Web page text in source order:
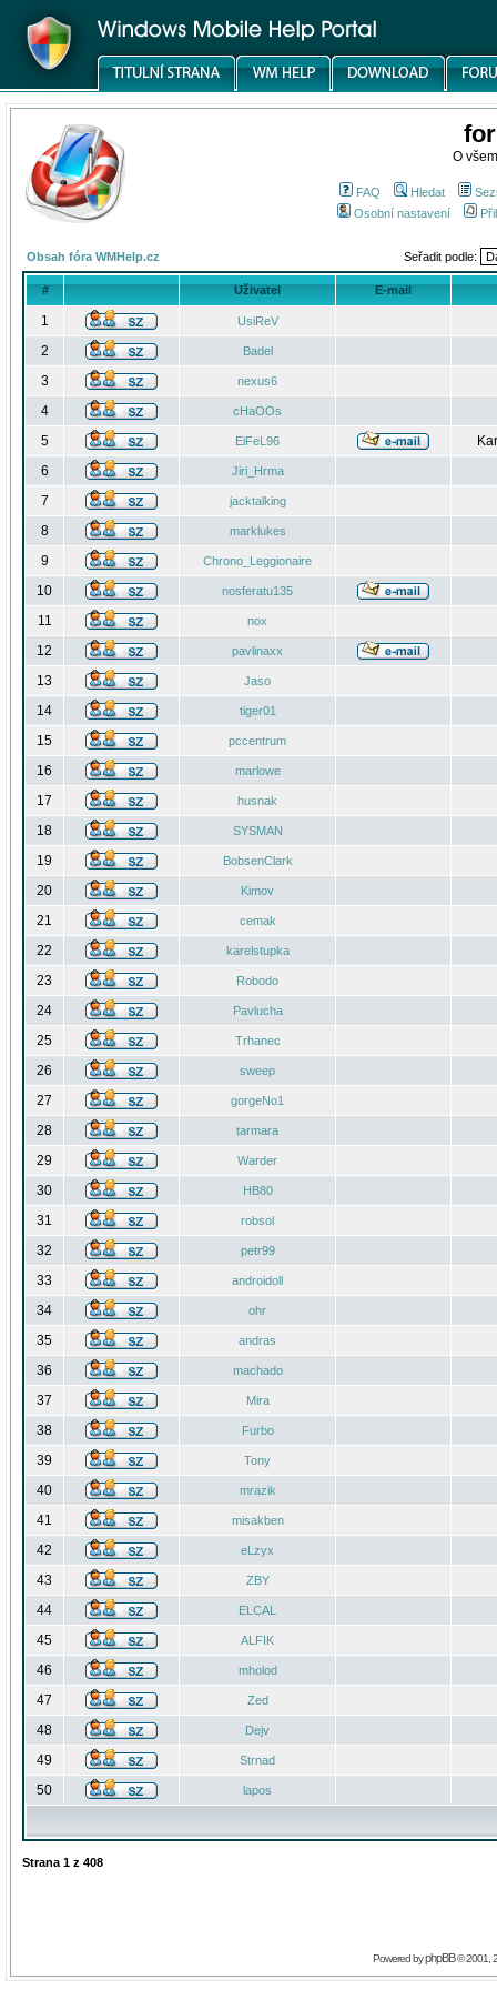
O
FAQ Hledat
Osobní nastavení
Obsah fóra WMHelp.cz Seřadit podle:
# Uživatel E-mail
1 UsiReV
2 Badel
3 nexus6
4 cHaOOs
5 EiFeL96
6
Jiri_Hrma
7 jacktalking
8 marklukes
9 Chrono_Leggionaire
10 nosferatu135
11 nox
12 pavlinaxx
13 Jaso
14 tiger01
15 pccentrum
16 marlowe
17 husnak
18 SYSMAN
19 BobsenClark
20 Kimov
21 cemak
22 karelstupka
23 Robodo
24 Pavlucha
25 Trhanec
26 sweep
27 gorgeNo1
28 tarmara
29 Warder
30 HB80
31 robsol
32 petr99
33 androidoll
34 ohr
35 andras
36 machado
37 Mira
38 Furbo
39 Tony
40 mrazik
41 misakben
42 eLzyx
43 ZBY
44 ELCAL
45 ALFIK
46 mholod
47 Zed
48 Dejv
49 Strnad
50 lapos
Strana 1 z 408
Powered byphpBB© 2001,